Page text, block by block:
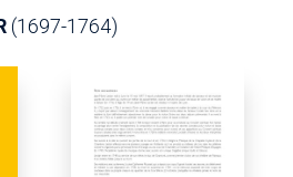
(1697-1764)